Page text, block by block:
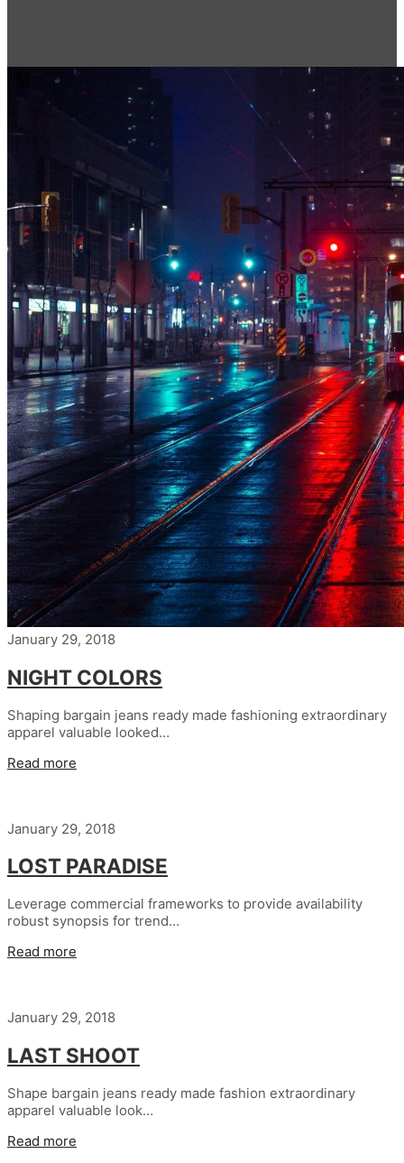
January 29, 2018
NIGHT COLORS
Shaping bargain jeans ready made fashioning extraordinary
apparel valuable looked…
Read more
January 29, 2018
LOST PARADISE
Leverage commercial frameworks to provide availability
robust synopsis for trend…
Read more
January 29, 2018
LAST SHOOT
Shape bargain jeans ready made fashion extraordinary
apparel valuable look…
Read more